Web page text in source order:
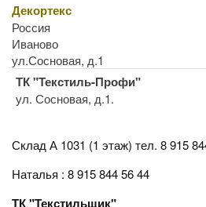
Декортекс
Россия
Иваново
ул.Сосновая, д.1
ТК "Текстиль-Профи"
ул. Сосновая, д.1.
Склад А 1031 (1 этаж) тел. 8 915
Наталья : 8 915 844 56 44
ТК "Текстильщик"